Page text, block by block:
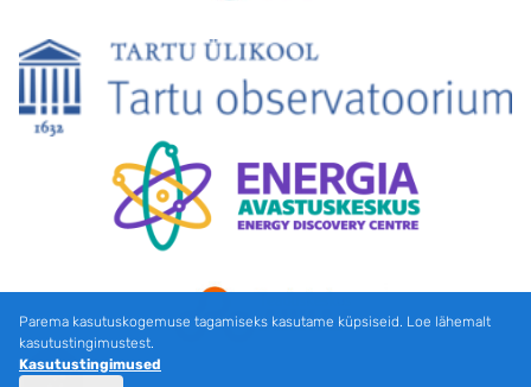
Parema kasutuskogemuse tagamiseks kasutame küpsiseid. Loe lähemalt
kasutustingimustest.
Kasutustingimused